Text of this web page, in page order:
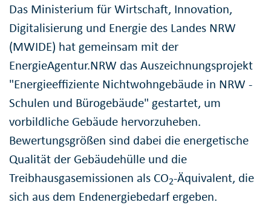
Das Ministerium für Wirtschaft, Innovation,
Digitalisierung und Energie des Landes NRW
(MWIDE) hat gemeinsam mit der
EnergieAgentur.NRW das Auszeichnungsprojekt
"Energieeffiziente Nichtwohngebäude in NRW -
Schulen und Bürogebäude" gestartet, um
vorbildliche Gebäude hervorzuheben.
Bewertungsgrößen sind dabei die energetische
Qualität der Gebäudehülle und die
Treibhausgasemissionen als CO2-Äquivalent, die
sich aus dem Endenergiebedarf ergeben.